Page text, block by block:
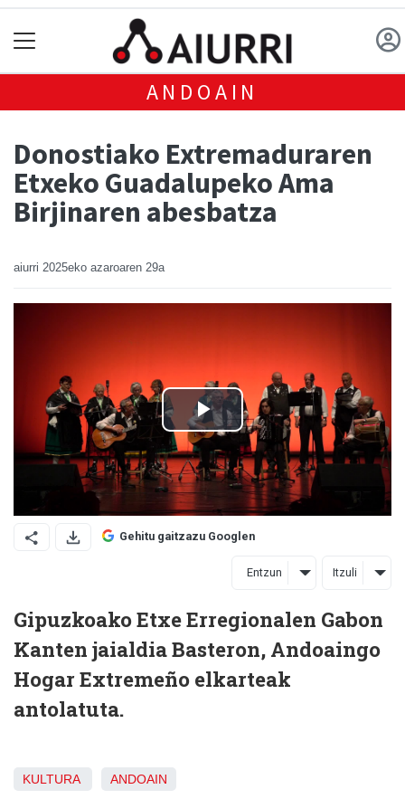
ANDOAIN
Donostiako Extremaduraren
Etxeko Guadalupeko Ama
Birjinaren abesbatza
aiurri 2025eko azaroaren 29a
Gehitu gaitzazu Googlen
Entzun Itzuli
Gipuzkoako Etxe Erregionalen Gabon
Kanten jaialdia Basteron, Andoaingo
Hogar Extremeño elkarteak
antolatuta.
KULTURA ANDOAIN